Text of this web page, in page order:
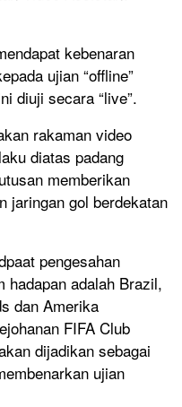
kebenaran
ujian “offline”
diuji secara “live”.
rakaman video
diatas padang
memberikan
jaringan gol berdekatan
pengesahan
hadapan adalah Brazil,
dan Amerika
FIFA Club
dijadikan sebagai
ujian